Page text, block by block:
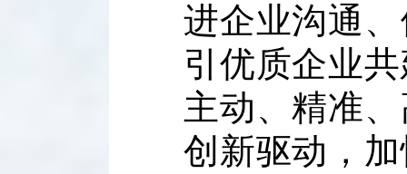
进企业沟通
引优质企业
主动、精准
创新驱动，